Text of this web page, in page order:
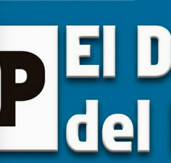
content
EL DIARIO DEL
PUEBLO